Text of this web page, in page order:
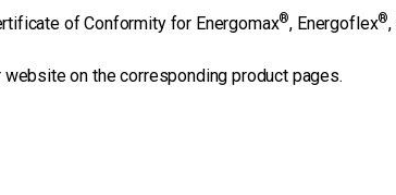
of Conformity for Energomax®, Energoflex®
on the corresponding product pages.